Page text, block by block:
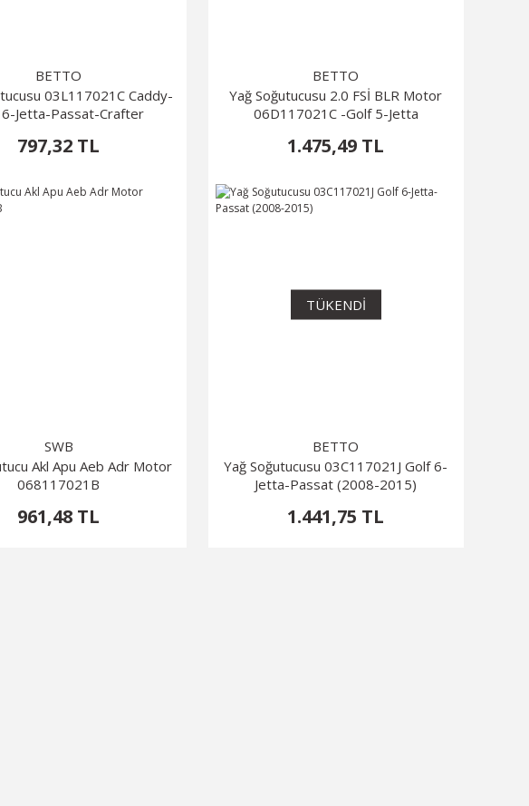
BETTO
03L117021C Caddy-
Jetta-Passat-Crafter
797,32 TL
BETTO
Yağ Soğutucusu 2.0 FSİ BLR Motor
06D117021C -Golf 5-Jetta
1.475,49 TL
SWB
Akl Apu Aeb Adr Motor
068117021B
961,48 TL
TÜKENDİ
BETTO
Yağ Soğutucusu 03C117021J Golf 6-
Jetta-Passat (2008-2015)
1.441,75 TL